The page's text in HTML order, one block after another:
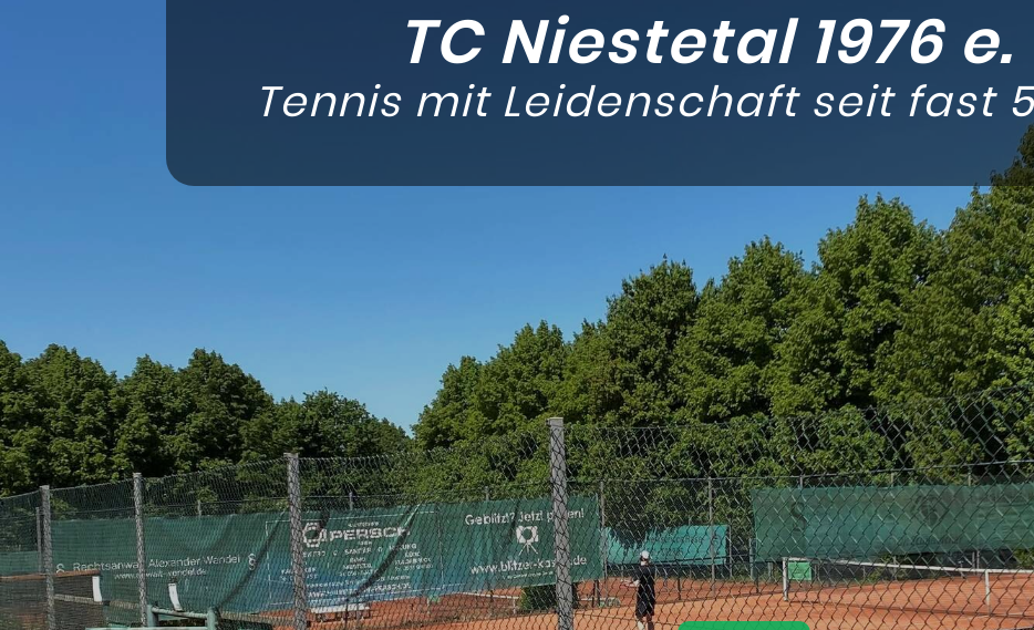
TC Niestetal 1976 e.
Tennis mit Leidenschaft seit fast